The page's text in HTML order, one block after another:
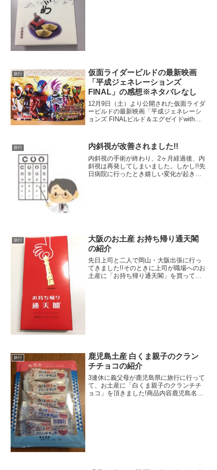
旅行
仮面ライダービルドの最新映画
「平成ジェネレーションズ
FINAL」の感想※ネタバレなし
12月9日（土）より公開された仮面ライダ
ービルドの最新映画「平成ジェネレーシ
ョンズ FINALビルド＆エグゼイドwithレ
り、涙ありで、とてもおもしろかったで
す!!以...
旅行 内斜視が改善されました!!
内斜視の手術が終わり、2ヶ月経過後、内
斜視は再発してしまいました。しかし!!先
日病院に行ったとき嬉しい変化が起きま
旅行
大阪のお土産 お持ち帰り通天閣
の紹介
先日上司と二人で岡山・大阪出張に行っ
てきました!!そのときに上司が職場へのお
土産に「お持ち帰り通天閣」を買ってき
旅行
鹿児島土産 白くま親子のクラン
チチョコの紹介
3連休に義父母が鹿児島県に旅行に行って
て、お土産に「白くま親子のクランチチ
ョコ」を頂きました!商品内容鹿児島名物